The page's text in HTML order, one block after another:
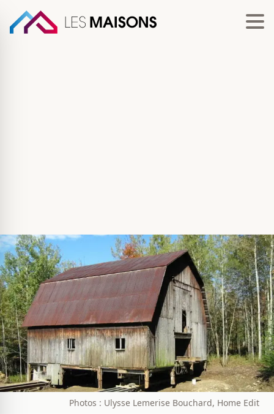
Photos : Ulysse Lemerise Bouchard, Home Edit